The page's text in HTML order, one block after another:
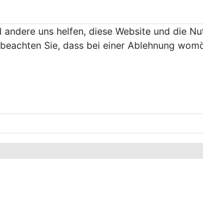
uns helfen, diese Website und die
Sie, dass bei einer Ablehnung